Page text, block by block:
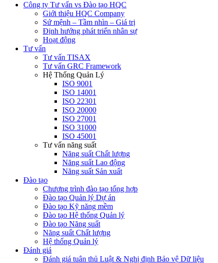
Công ty Tư vấn vs Đào tạo HQC
Giới thiệu HQC Company
Sứ mệnh – Tầm nhìn – Giá trị
Định hướng phát triển nhân sự
Hoạt động
Tư vấn
Tư vấn TISAX
Tư vấn GRC Framework
Hệ Thống Quản Lý
ISO 9001
ISO 14001
ISO 22301
ISO 20000
ISO 27001
ISO 31000
ISO 45001
Tư vấn năng suất
Năng suất Chất lượng
Năng suất Lao động
Năng suất Sản xuất
Đào tạo
Chương trình đào tạo tổng hợp
Đào tạo Quản lý Dự án
Đào tạo Kỹ năng mềm
Đào tạo Hệ thống Quản lý
Đào tạo Năng suất
Năng suất Chất lượng
Hệ thống Quản lý
Đánh giá
Đánh giá tuân thủ Luật & Nghị định Bảo vệ Dữ liệu